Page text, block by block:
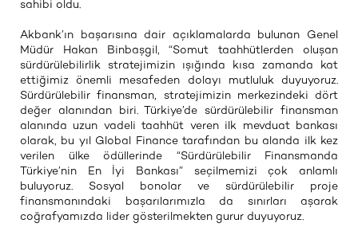
sahibi oldu.
Akbank’ın başarısına dair açıklamalarda bulunan Genel
Müdür Hakan Binbaşgil, “Somut taahhütlerden oluşan
sürdürülebilirlik stratejimizin ışığında kısa zamanda kat
ettiğimiz önemli mesafeden dolayı mutluluk duyuyoruz.
Sürdürülebilir finansman, stratejimizin merkezindeki dört
değer alanından biri. Türkiye’de sürdürülebilir finansman
alanında uzun vadeli taahhüt veren ilk mevduat bankası
olarak, bu yıl Global Finance tarafından bu alanda ilk kez
verilen ülke ödüllerinde “Sürdürülebilir Finansmanda
Türkiye’nin En İyi Bankası” seçilmemizi çok anlamlı
buluyoruz. Sosyal bonolar ve sürdürülebilir proje
finansmanındaki başarılarımızla da sınırları aşarak
coğrafyamızda lider gösterilmekten gurur duyuyoruz.